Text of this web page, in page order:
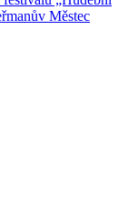
Městec